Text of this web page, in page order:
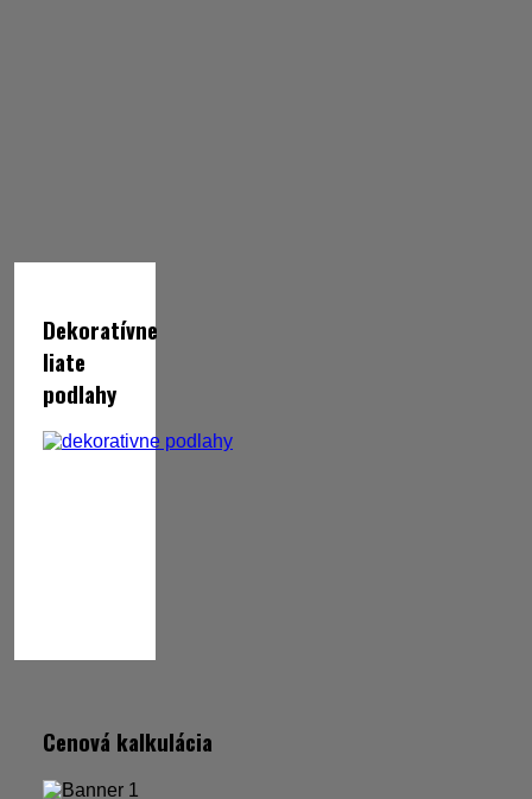
Dekoratívne
liate
podlahy
Cenová kalkulácia